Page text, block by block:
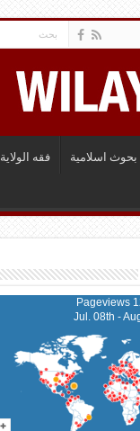
بحوث اسلامية فقه الولاية
Jul. 08th -